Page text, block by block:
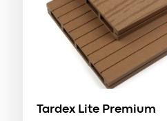
Tardex Lite Premium